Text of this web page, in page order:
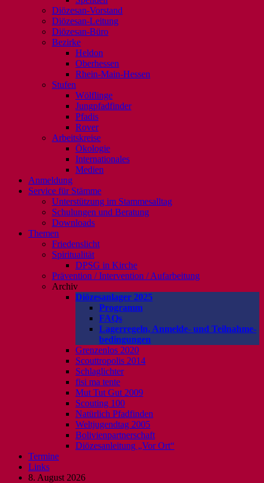
Diözesan-Vorstand
Diözesan-Leitung
Diözesan-Büro
Bezirke
Heldon
Oberhessen
Rhein-Main-Hessen
Stufen
Wölflinge
Jungpfadfinder
Pfadis
Rover
Arbeitskreise
Ökologie
Internationales
Medien
Anmeldung
Service für Stämme
Unterstützung im Stammesalltag
Schulungen und Beratung
Downloads
Themen
Friedenslicht
Spiritualität
DPSG in Kirche
Prävention / Intervention / Aufarbeitung
Archiv
Diözesanlager 2025
Programm
FAQs
Lagerregeln, Anmelde- und Teilnahme-
bedingungen
Grenzenlos 2020
Scouttropolis 2014
Schlaglichter
fisi ma tente
Mut Tut Gut 2009
Scouting 100
Natürlich Pfadfinden
Weltjugendtag 2005
Bolivienpartnerschaft
Diözesanleitung „Vor Ort“
Termine
Links
8. August 2026